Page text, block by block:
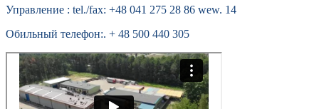
Управление : tel./fax: +48 041 275 28 86 wew. 14
Oбильный телефон:. + 48 500 440 305